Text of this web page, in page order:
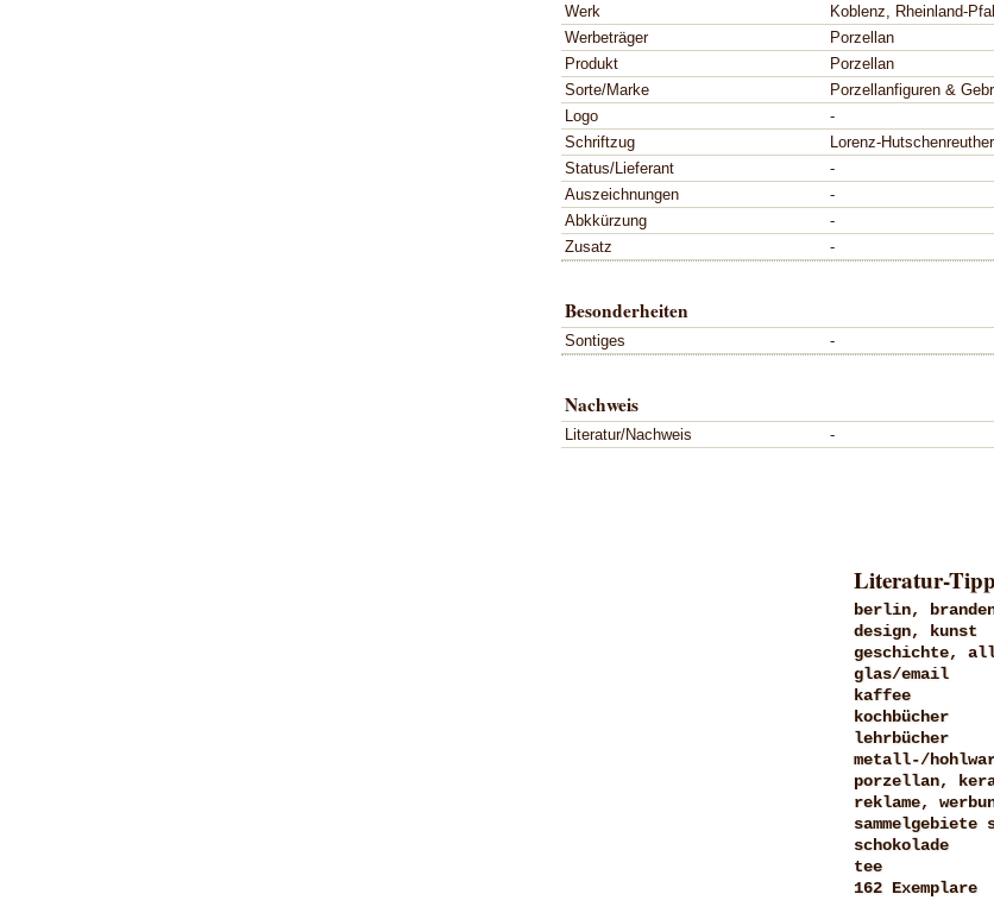
Werk
Koblenz, Rheinland-
Werbeträger
Porzellan
Produkt
Porzellan
Sorte/Marke
Porzellanfiguren &
Logo
-
Schriftzug
Lorenz-
Status/Lieferant
-
Auszeichnungen
-
Abkkürzung
-
Zusatz
-
Besonderheiten
Sontiges -
Nachweis
Literatur/Nachweis -
Literatur-
berlin,
design, kunst
geschichte,
glas/email
kaffee
kochbücher
lehrbücher
metall-/
porzellan,
reklame,
sammelgebiete
schokolade
tee
162 Exemplare